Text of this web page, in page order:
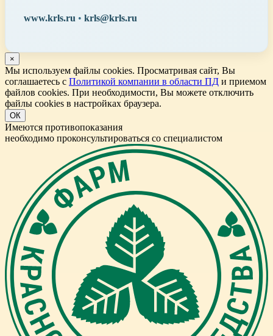
www.krls.ru • krls@krls.ru
×
Мы используем файлы cookies. Просматривая сайт, Вы
соглашаетесь с Политикой компании в области ПД и приемом
файлов cookies. При необходимости, Вы можете отключить
файлы cookies в настройках браузера.
ОК
Имеются противопоказания
необходимо проконсультироваться со специалистом